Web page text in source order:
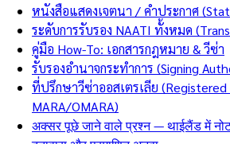
หนังสือแสดงเจตนา / คำประกาศ
ระดับการรับรอง NAATI ทั้งหมด
คู่มือ How-To: เอกสารกฎหมาย & วีซ่า
รับรองอำนาจกระทำการ (Signing
ที่ปรึกษาวีซ่าออสเตรเลีย (Registered
MARA/OMARA)
अक्सर पूछे जाने वाले प्रश्न — थाईलैंड में